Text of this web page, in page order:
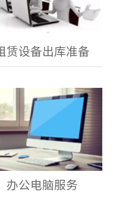
赁设备出库准备
办公电脑服务